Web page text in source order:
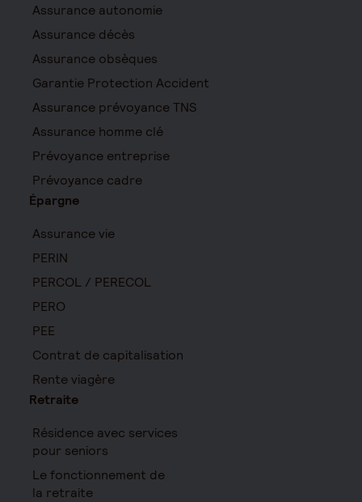
Assurance autonomie
Assurance décès
Assurance obsèques
Garantie Protection Accident
Assurance prévoyance TNS
Assurance homme clé
Prévoyance entreprise
Prévoyance cadre
Épargne
Assurance vie
PERIN
PERCOL / PERECOL
PERO
PEE
Contrat de capitalisation
Rente viagère
Retraite
Résidence avec services
pour seniors
Le fonctionnement de
la retraite